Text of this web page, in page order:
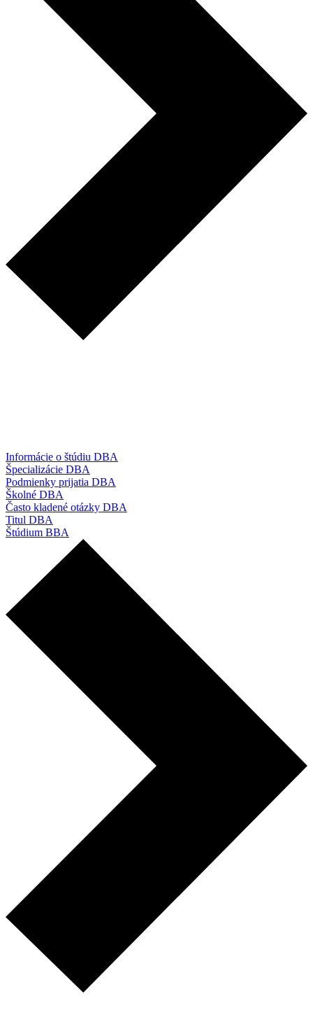
Informácie o štúdiu DBA
Špecializácie DBA
Podmienky prijatia DBA
Školné DBA
Často kladené otázky DBA
Titul DBA
Štúdium BBA